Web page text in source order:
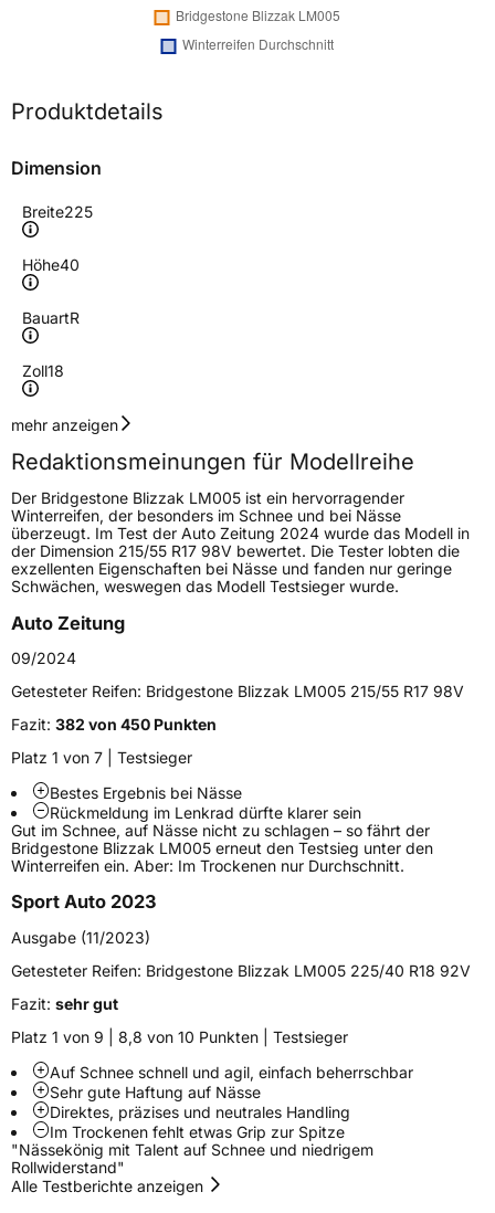
Produktdetails
Dimension
Breite225
Höhe40
BauartR
Zoll18
Geschwindigkeitsindex
Höchstgeschwindigkeit
240 km/h
Lastindex92
Höchstlast630 kg
Gewicht (in kg)9,74 kg
FahrzeugtypPKW
VerwendungWinterreifen
Modellname Blizzak LM005
FahrzeugartPKW & SUV
Weitere Eigenschaften
SchlauchtypTL
Zustand Neureifen
M+SJa
VerstärktXL
Empfohlen für AudiAO
EU Label
EffizienzD
mehr anzeigen
Redaktionsmeinungen für Modellreihe
Der Bridgestone Blizzak LM005 ist ein hervorragender
Winterreifen, der besonders im Schnee und bei Nässe
überzeugt. Im Test der Auto Zeitung 2024 wurde das Modell in
der Dimension 215/55 R17 98V bewertet. Die Tester lobten die
exzellenten Eigenschaften bei Nässe und fanden nur geringe
Schwächen, weswegen das Modell Testsieger wurde.
Auto Zeitung
09/2024
Getesteter Reifen: Bridgestone Blizzak LM005 215/55 R17 98V
Fazit: 382 von 450 Punkten
Platz 1 von 7 | Testsieger
Bestes Ergebnis bei Nässe
Rückmeldung im Lenkrad dürfte klarer sein
Gut im Schnee, auf Nässe nicht zu schlagen – so fährt der
Bridgestone Blizzak LM005 erneut den Testsieg unter den
Winterreifen ein. Aber: Im Trockenen nur Durchschnitt.
Sport Auto 2023
Ausgabe (11/2023)
Getesteter Reifen: Bridgestone Blizzak LM005 225/40 R18 92V
Fazit: sehr gut
Platz 1 von 9 | 8,8 von 10 Punkten | Testsieger
Auf Schnee schnell und agil, einfach beherrschbar
Sehr gute Haftung auf Nässe
Direktes, präzises und neutrales Handling
Im Trockenen fehlt etwas Grip zur Spitze
"Nässekönig mit Talent auf Schnee und niedrigem
Rollwiderstand"
Alle Testberichte anzeigen